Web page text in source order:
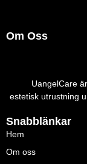
Om Oss
UangelCare
estetisk utrustning
Snabblänkar
Hem
Om oss